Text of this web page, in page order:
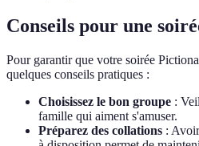
Conseils pour une
Pour garantir que votre soirée
quelques conseils pratiques :
Choisissez le bon groupe :
famille qui aiment s'amuser.
Préparez des collations :